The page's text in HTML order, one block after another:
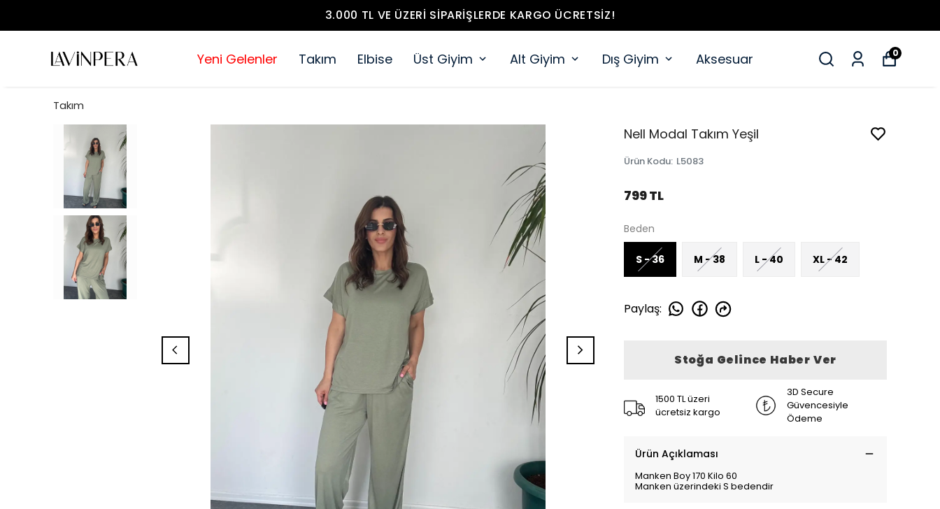
3.000 TL VE ÜZERI SIPARIŞLERDE KARGO ÜCRETSIZ!
Yeni Gelenler Takım Elbise Üst Giyim Alt Giyim Dış Giyim Aksesuar 0
Takım
Nell Modal Takım Yeşil
Ürün Kodu: L5083
799 TL
Beden
S - 36 M - 38 L - 40 XL - 42
Paylaş:
Stoğa Gelince Haber Ver
1500 TL üzeri
ücretsiz kargo
3D Secure
Güvencesiyle
Ödeme
Ürün Açıklaması
Manken Boy 170 Kilo 60
Manken üzerindeki S bedendir